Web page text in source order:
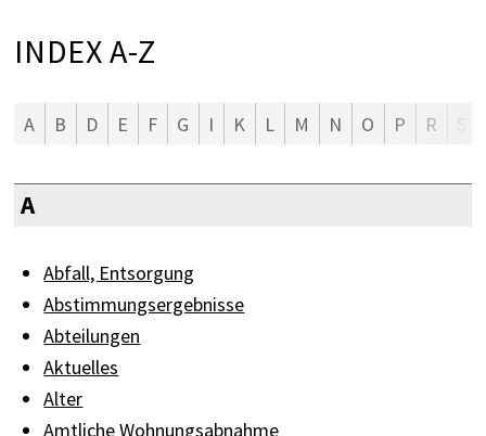
INDEX A-Z
A B D E F G I K L M N O P R
A
Abfall, Entsorgung
Abstimmungsergebnisse
Abteilungen
Aktuelles
Alter
Amtliche Wohnungsabnahme